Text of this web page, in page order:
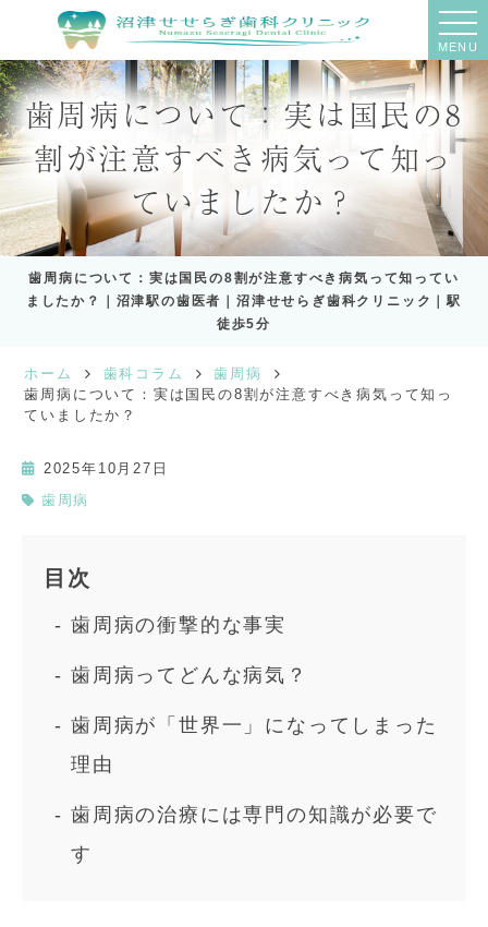
MENU
歯周病について：実は国民の8
割が注意すべき病気って知っ
ていましたか？
歯周病について：実は国民の8割が注意すべき病気って知ってい
ましたか？｜沼津駅の歯医者｜沼津せせらぎ歯科クリニック｜駅
徒歩5分
ホーム 歯科コラム
歯周病
歯周病について：実は国民の8割が注意すべき病気って知っ
ていましたか？
2025年10月27日
歯周病
目次
歯周病の衝撃的な事実
歯周病ってどんな病気？
歯周病が「世界一」になってしまった
理由
歯周病の治療には専門の知識が必要で
す